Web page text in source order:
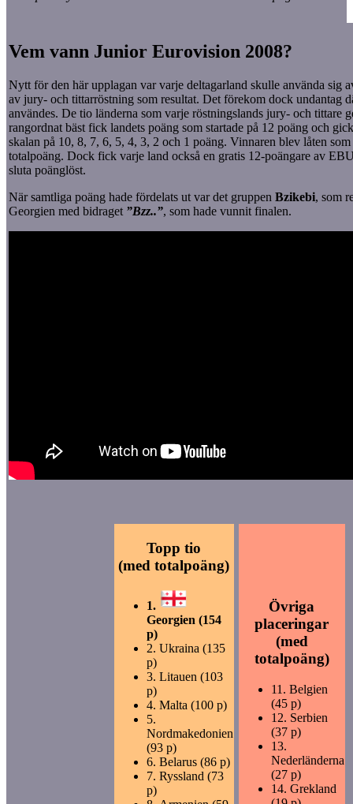
Vem vann Junior Eurovision 2008?
Nytt för den här upplagan var varje deltagarland skulle använda sig
av jury- och tittarröstning som resultat. Det förekom dock undantag
användes. De tio länderna som varje röstningslands jury- och tittare
rangordnat bäst fick landets poäng som startade på 12 poäng och
skalan på 10, 8, 7, 6, 5, 4, 3, 2 och 1 poäng. Vinnaren blev låten
totalpoäng. Dock fick varje land också en gratis 12-poängare av
sluta poänglöst.
När samtliga poäng hade fördelats ut var det gruppen Bzikebi, som
Georgien med bidraget ”Bzz..”, som hade vunnit finalen.
Topp tio
(med totalpoäng)
1.
Georgien (154
p)
2. Ukraina (135
p)
3. Litauen (103
p)
4. Malta (100 p)
5.
Nordmakedonien
(93 p)
6. Belarus (86 p)
7. Ryssland (73
p)
Övriga
placeringar
(med
totalpoäng)
11. Belgien
(45 p)
12. Serbien
(37 p)
13.
Nederländerna
(27 p)
14. Grekland